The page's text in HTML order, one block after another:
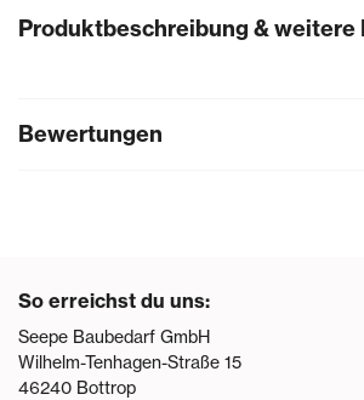
Produktbeschreibung & weitere
Bewertungen
So erreichst du uns:
Seepe Baubedarf GmbH
Wilhelm-Tenhagen-Straße 15
46240 Bottrop